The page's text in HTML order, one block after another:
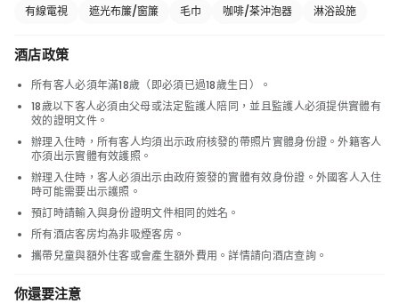
有線電視
遮光布簾/窗簾 毛巾 咖啡/茶沖泡器 淋浴設施
酒店政策
所有客人必須年滿18歲（即必須已過18歲生日）。
18歲以下客人必須由父母或法定監護人陪同，並且監護人必須提供實體有
效的證明文件。
辦理入住時，所有客人均須出示政府核發的帶照片實體身份證。外籍客人
亦須出示實體有效護照。
辦理入住時，客人必須出示由政府簽發的實體有效身份證。外國客人入住
時可能需要出示護照。
預訂時請輸入與身份證明文件相同的姓名。
所有酒店客房均為非吸煙客房。
攜帶兒童與額外住客或會產生額外費用。詳情請向酒店查詢。
你還要注意